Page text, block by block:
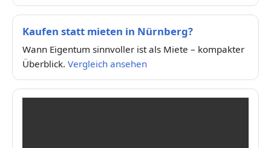
Kaufen statt mieten in Nürnberg?
Wann Eigentum sinnvoller ist als Miete – kompakter
Überblick. Vergleich ansehen